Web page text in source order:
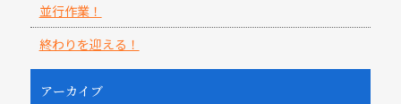
並行作業！
終わりを迎える！
アーカイブ